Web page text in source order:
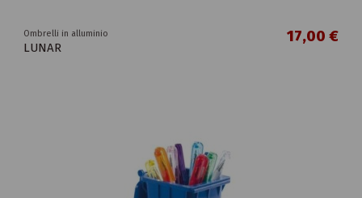
Ombrelli in alluminio
LUNAR
17,00 €